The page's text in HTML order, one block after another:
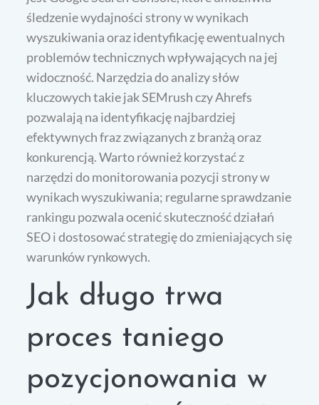
śledzenie wydajności strony w wynikach
wyszukiwania oraz identyfikację ewentualnych
problemów technicznych wpływających na jej
widoczność. Narzędzia do analizy słów
kluczowych takie jak SEMrush czy Ahrefs
pozwalają na identyfikację najbardziej
efektywnych fraz związanych z branżą oraz
konkurencją. Warto również korzystać z
narzędzi do monitorowania pozycji strony w
wynikach wyszukiwania; regularne sprawdzanie
rankingu pozwala ocenić skuteczność działań
SEO i dostosować strategię do zmieniających się
warunków rynkowych.
Jak długo trwa
proces taniego
pozycjonowania w